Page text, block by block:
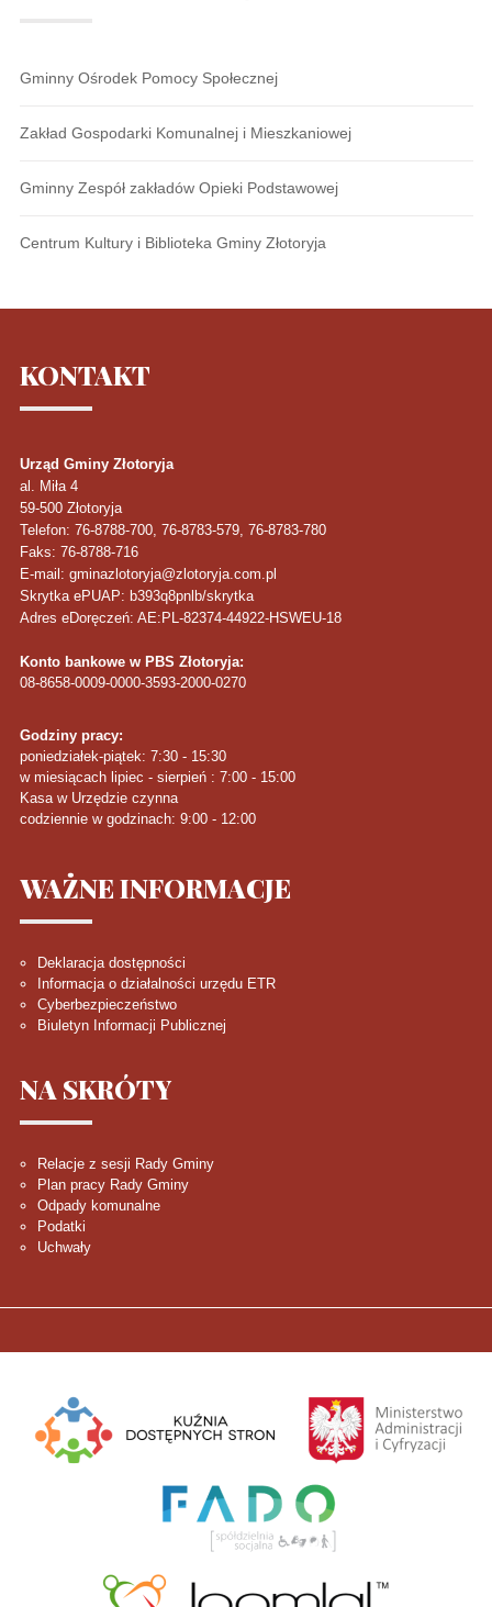
Gminny Ośrodek Pomocy Społecznej
Zakład Gospodarki Komunalnej i Mieszkaniowej
Gminny Zespół zakładów Opieki Podstawowej
Centrum Kultury i Biblioteka Gminy Złotoryja
KONTAKT
Urząd Gminy Złotoryja
al. Miła 4
59-500 Złotoryja
Telefon: 76-8788-700, 76-8783-579, 76-8783-780
Faks: 76-8788-716
E-mail: gminazlotoryja@zlotoryja.com.pl
Skrytka ePUAP: b393q8pnlb/skrytka
Adres eDoręczeń: AE:PL-82374-44922-HSWEU-18
Konto bankowe w PBS Złotoryja:
08-8658-0009-0000-3593-2000-0270
Godziny pracy:
poniedziałek-piątek: 7:30 - 15:30
w miesiącach lipiec - sierpień : 7:00 - 15:00
Kasa w Urzędzie czynna
codziennie w godzinach: 9:00 - 12:00
WAŻNEINFORMACJE
Deklaracja dostępności
Informacja o działalności urzędu ETR
Cyberbezpieczeństwo
Biuletyn Informacji Publicznej
NA SKRÓTY
Relacje z sesji Rady Gminy
Plan pracy Rady Gminy
Odpady komunalne
Podatki
Uchwały